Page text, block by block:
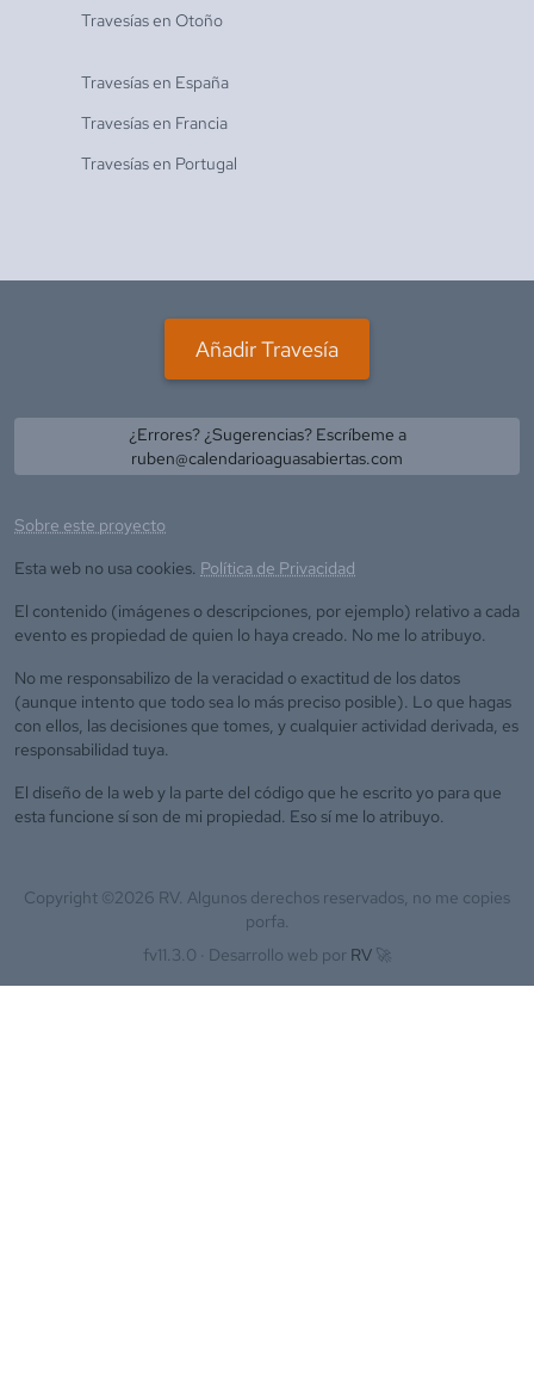
Travesías en Otoño
Travesías en España
Travesías en Francia
Travesías en Portugal
Añadir Travesía
¿Errores? ¿Sugerencias? Escríbeme a
ruben@calendarioaguasabiertas.com
Sobre este proyecto
Esta web no usa cookies. Política de Privacidad
El contenido (imágenes o descripciones, por ejemplo) relativo a cada
evento es propiedad de quien lo haya creado. No me lo atribuyo.
No me responsabilizo de la veracidad o exactitud de los datos
(aunque intento que todo sea lo más preciso posible). Lo que hagas
con ellos, las decisiones que tomes, y cualquier actividad derivada, es
responsabilidad tuya.
El diseño de la web y la parte del código que he escrito yo para que
esta funcione sí son de mi propiedad. Eso sí me lo atribuyo.
Copyright ©2026 RV. Algunos derechos reservados, no me copies
porfa.
fv11.3.0 · Desarrollo web por RV 🚀